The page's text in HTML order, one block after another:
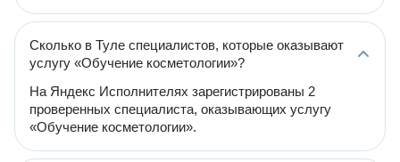
Сколько в Туле специалистов, которые оказывают
услугу «Обучение косметологии»?
На Яндекс Исполнителях зарегистрированы 2
проверенных специалиста, оказывающих услугу
«Обучение косметологии».